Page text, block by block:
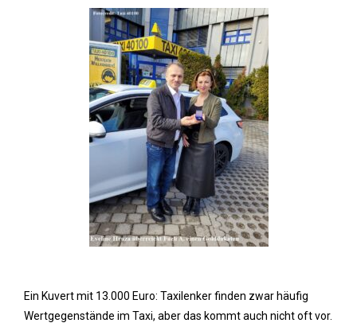
Ein Kuvert mit 13.000 Euro: Taxilenker finden zwar häufig
Wertgegenstände im Taxi, aber das kommt auch nicht oft vor.